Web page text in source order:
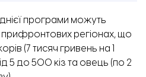
програми можуть
регіонах, що
(7 тисяч гривень на 1
5 до 500 кіз та овець (по 2